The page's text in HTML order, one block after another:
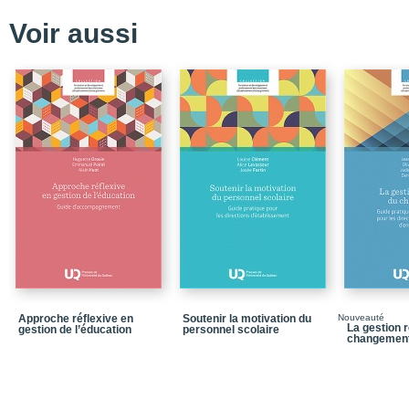
Un cadre intégrateur
Chapitre 1 /
Pour aller plus loin
Points saillants
Chapitre 2 / Le projet
Références
Chapitre 3 / Suivre les
Voir aussi
Approche réflexive en
gestion de l’éducation
Soutenir la motivation du
personnel scolaire
Nouveauté
La gestion